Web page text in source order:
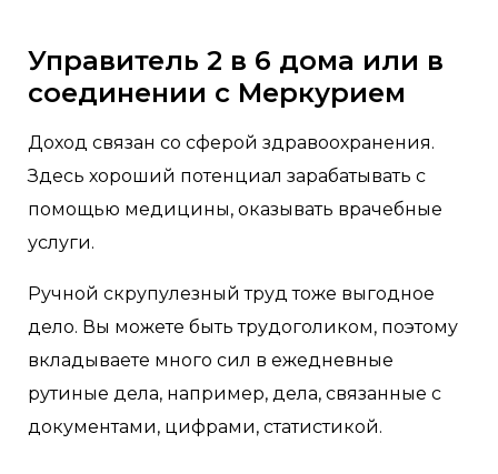
Управитель 2 в 6 дома или в
соединении с Меркурием
Доход связан со сферой здравоохранения.
Здесь хороший потенциал зарабатывать с
помощью медицины, оказывать врачебные
услуги.
Ручной скрупулезный труд тоже выгодное
дело. Вы можете быть трудоголиком, поэтому
вкладываете много сил в ежедневные
рутиные дела, например, дела, связанные с
документами, цифрами, статистикой.